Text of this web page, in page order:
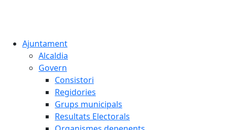
Ajuntament
Alcaldia
Govern
Consistori
Regidories
Grups municipals
Resultats Electorals